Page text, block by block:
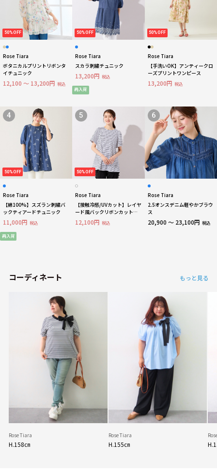
50%OFF
Rose Tiara
ボタニカルプリントリボンタ
イチュニック
12,100 ～ 13,200円 税込
50%OFF
Rose Tiara
スカラ刺繍チュニック
13,200円 税込
再入荷
50%OFF
Rose Tiara
【手洗いOK】アンティークロ
ーズプリントワンピース
13,200円 税込
4
50%OFF
Rose Tiara
【綿100%】スズラン刺繍バ
ックティアードチュニック
11,000円 税込
再入荷
5
50%OFF
Rose Tiara
【接触冷感/UVカット】レイヤ
ード風バックリボンカットソ
ー
12,100円 税込
6
Rose Tiara
2.5オンスデニム軽やかブラウ
ス
20,900 ～ 23,100円 税込
コーディネート もっと見る
Rose Tiara
H.158㎝
Rose Tiara
H.155㎝